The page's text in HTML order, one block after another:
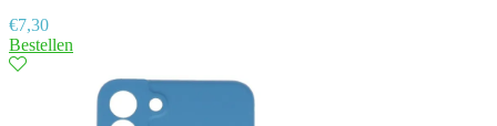
€7,30
Bestellen